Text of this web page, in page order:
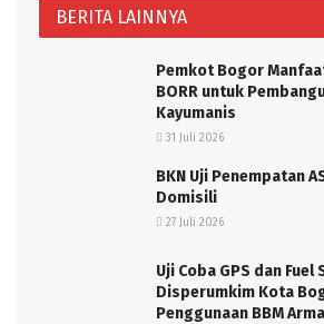
BERITA LAINNYA
Pemkot Bogor
BORR untuk
Kayumanis
31 Juli 2026
BKN Uji Penempatan
Domisili
27 Juli 2026
Uji Coba GPS dan Fuel
Disperumkim Kota
Penggunaan BBM